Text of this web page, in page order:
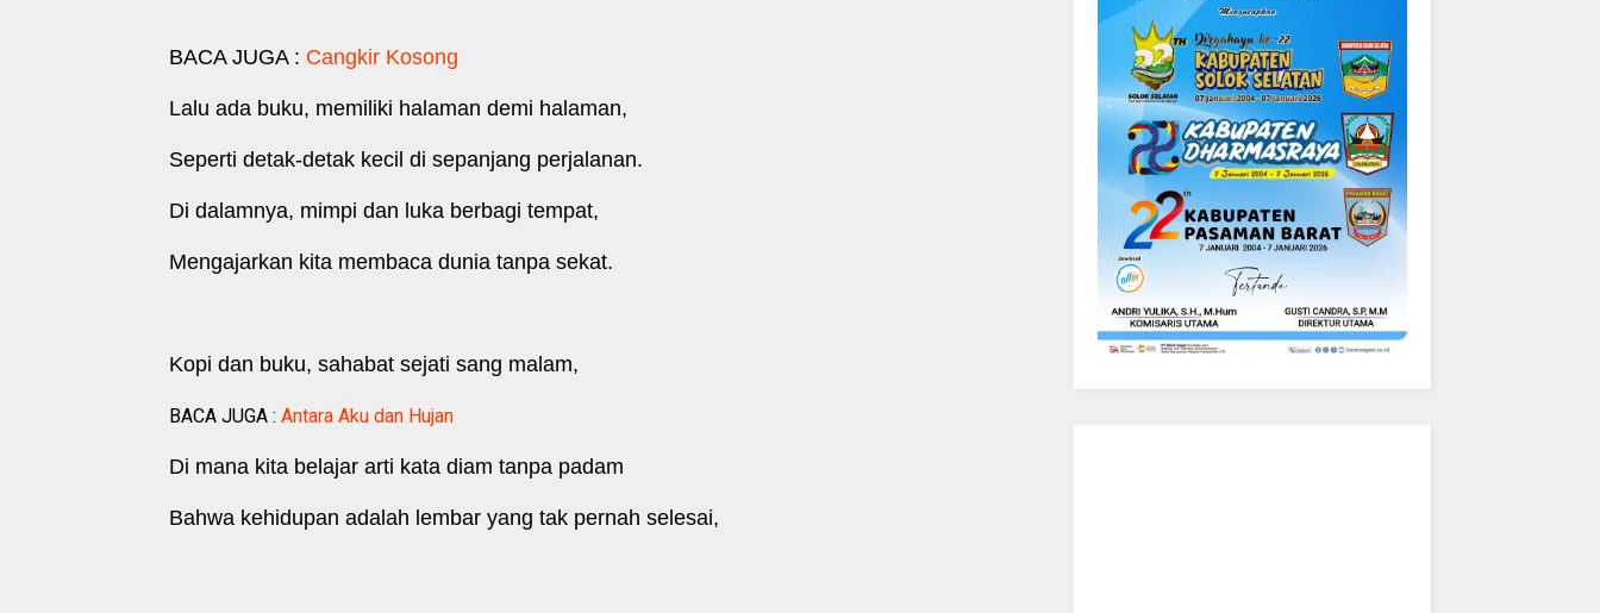
BACA JUGA : Cangkir Kosong
Lalu ada buku, memiliki halaman demi halaman,
Seperti detak-detak kecil di sepanjang perjalanan.
Di dalamnya, mimpi dan luka berbagi tempat,
Mengajarkan kita membaca dunia tanpa sekat.
Kopi dan buku, sahabat sejati sang malam,
BACA JUGA : Antara Aku dan Hujan
Di mana kita belajar arti kata diam tanpa padam
Bahwa kehidupan adalah lembar yang tak pernah selesai,